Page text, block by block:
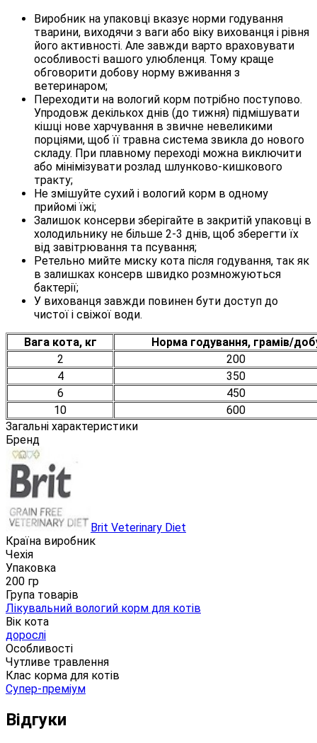
Виробник на упаковці вказує норми годування
тварини, виходячи з ваги або віку вихованця і рівня
його активності. Але завжди варто враховувати
особливості вашого улюбленця. Тому краще
обговорити добову норму вживання з
ветеринаром;
Переходити на вологий корм потрібно поступово.
Упродовж декількох днів (до тижня) підмішувати
кішці нове харчування в звичне невеликими
порціями, щоб її травна система звикла до нового
складу. При плавному переході можна виключити
або мінімізувати розлад шлунково-кишкового
тракту;
Не змішуйте сухий і вологий корм в одному
прийомі їжі;
Залишок консерви зберігайте в закритій упаковці в
холодильнику не більше 2-3 днів, щоб зберегти їх
від завітрювання та псування;
Ретельно мийте миску кота після годування, так як
в залишках консерв швидко розмножуються
бактерії;
У вихованця завжди повинен бути доступ до
чистої і свіжої води.
Вага кота, кг
Норма годування, грамів/
2
200
4
350
6
450
10
600
Загальні характеристики
Бренд
Brit Veterinary Diet
Країна виробник
Чехія
Упаковка
200 гр
Група товарів
Лікувальний вологий корм для котів
Вік кота
дорослі
Особливості
Чутливе травлення
Клас корма для котів
Супер-преміум
Відгуки